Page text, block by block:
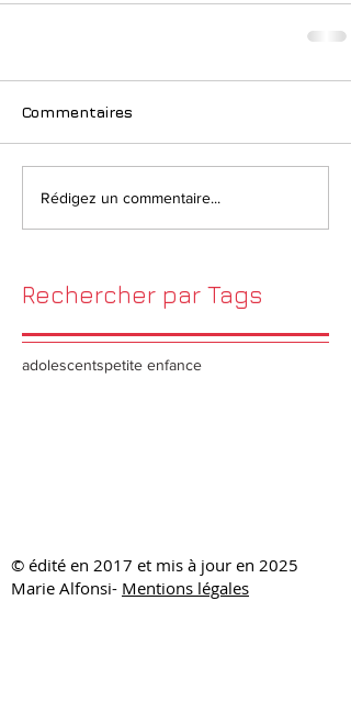
Commentaires
Rédigez un commentaire...
Rechercher par Tags
adolescentspetite enfance
​© édité en 2017 et mis à jour en 2025
Marie Alfonsi- Mentions légales